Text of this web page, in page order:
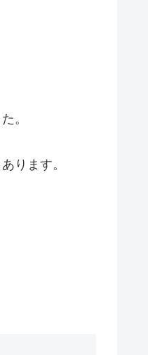
。
ります。